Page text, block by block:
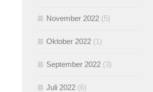
November 2022 (5)
Oktober 2022 (1)
September 2022 (3)
Juli 2022 (6)